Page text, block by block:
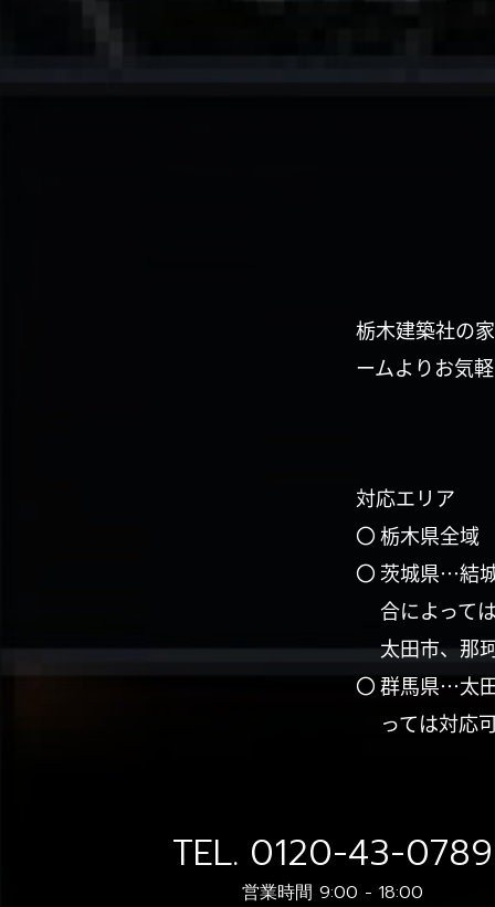
栃木建築社の
ームよりお気
対応エリア
〇 栃木県全域
〇 茨城県…結
合によって
太田市、那
〇 群馬県…太
っては対応
TEL. 0120-43-0789
営業時間 9:00 - 18:00